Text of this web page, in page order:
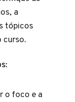
a
tópicos
curso.
o foco e a